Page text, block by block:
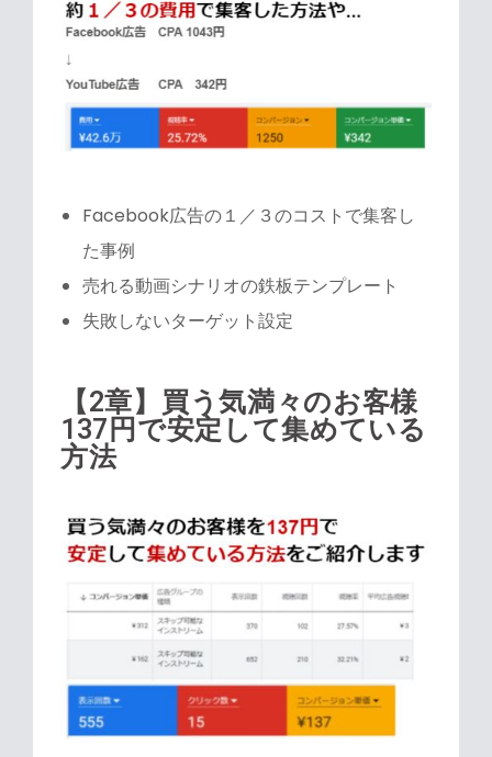
Facebook広告の１／３のコストで集客し
た事例
売れる動画シナリオの鉄板テンプレート
失敗しないターゲット設定
【2章】買う気満々のお客様
137円で安定して集めている
方法